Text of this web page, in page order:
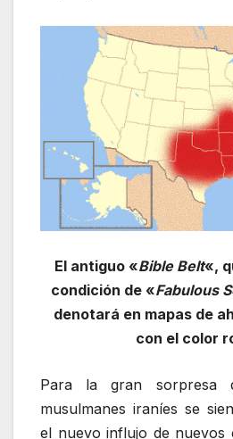
El antiguo «Bible Belt«,
condición de «Fabulous
denotará en mapas de
con el color
Para la gran sorpresa
musulmanes iraníes se
el nuevo influjo de nuevos